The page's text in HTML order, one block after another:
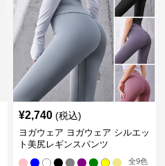
¥2,740 (税込)
ヨガウェア ヨガウェア シルエッ
ト美尻レギンスパンツ
全9色